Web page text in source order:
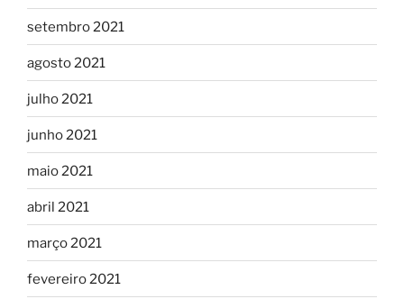
setembro 2021
agosto 2021
julho 2021
junho 2021
maio 2021
abril 2021
março 2021
fevereiro 2021